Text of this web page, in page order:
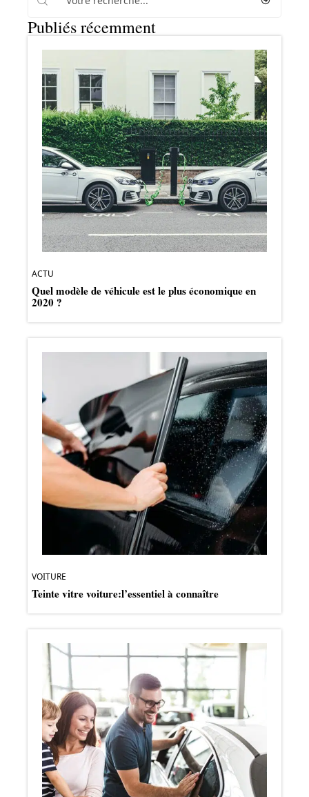
Publiés récemment
ACTU
Quel modèle de véhicule est le plus économique en
2020 ?
VOITURE
Teinte vitre voiture:l’essentiel à connaître